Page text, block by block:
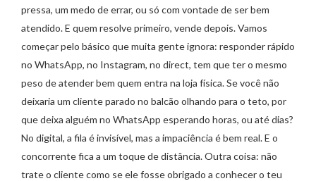
pressa, um medo de errar, ou só com vontade de ser bem
atendido. E quem resolve primeiro, vende depois. Vamos
começar pelo básico que muita gente ignora: responder rápido
no WhatsApp, no Instagram, no direct, tem que ter o mesmo
peso de atender bem quem entra na loja física. Se você não
deixaria um cliente parado no balcão olhando para o teto, por
que deixa alguém no WhatsApp esperando horas, ou até dias?
No digital, a fila é invisível, mas a impaciência é bem real. E o
concorrente fica a um toque de distância. Outra coisa: não
trate o cliente como se ele fosse obrigado a conhecer o teu